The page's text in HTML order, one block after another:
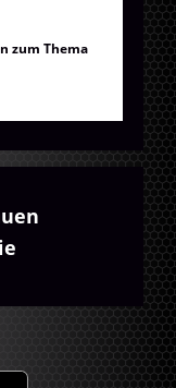
zum Thema